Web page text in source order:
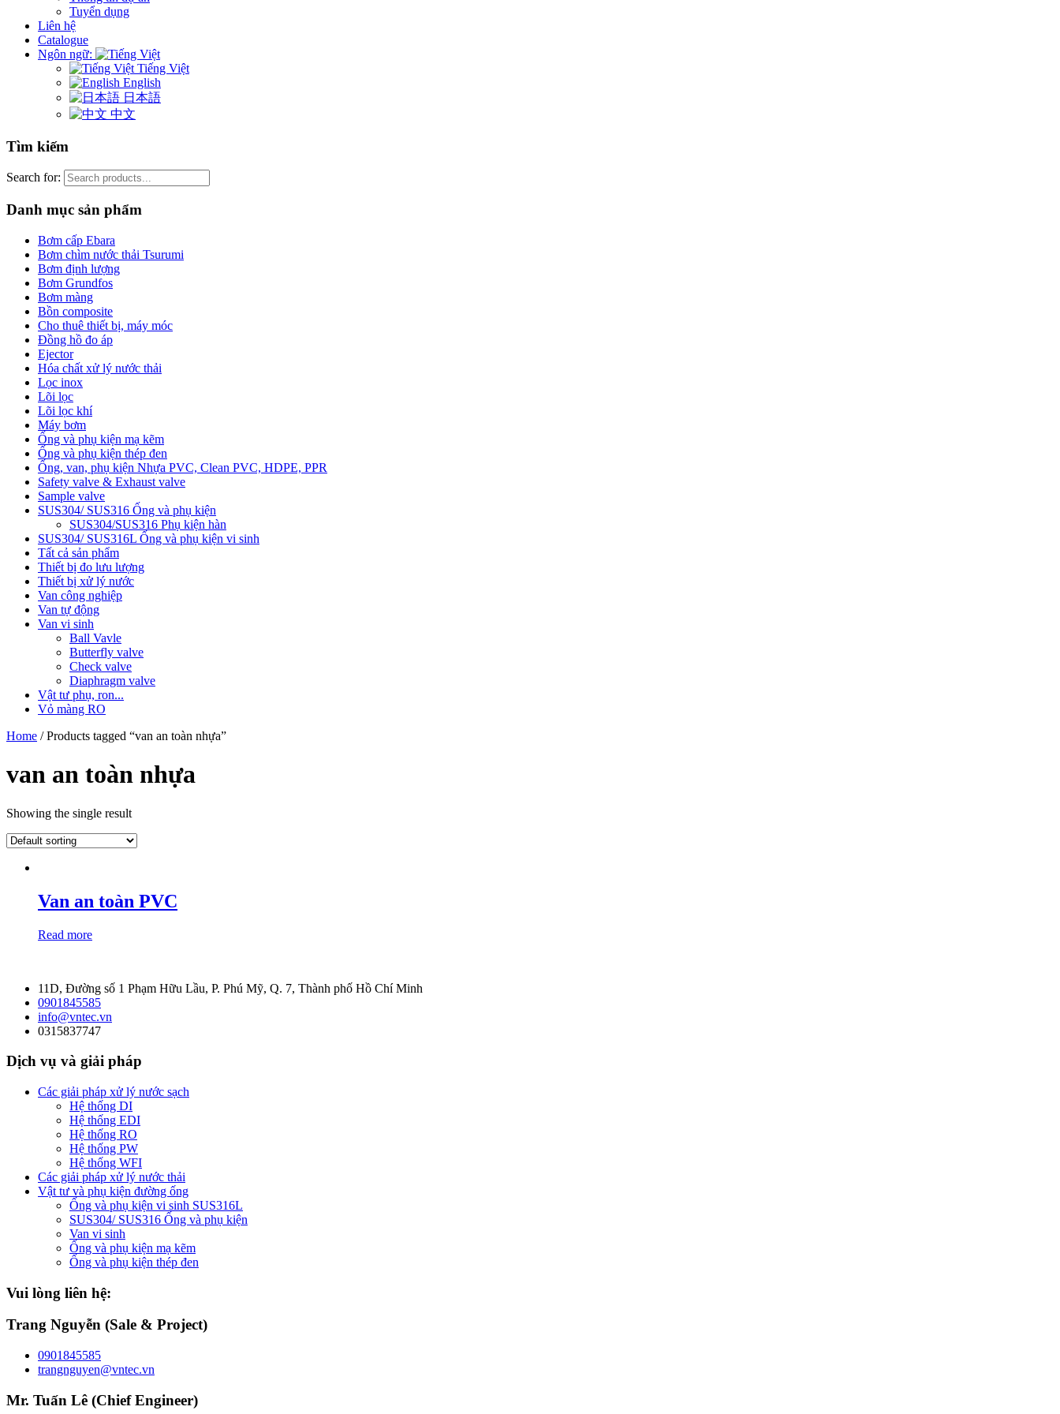
Tuyển dụng
Liên hệ
Catalogue
Ngôn ngữ:
Tiếng Việt
English
日本語
中文
Tìm kiếm
Search for:
Danh mục sản phẩm
Bơm cấp Ebara
Bơm chìm nước thải Tsurumi
Bơm định lượng
Bơm Grundfos
Bơm màng
Bồn composite
Cho thuê thiết bị, máy móc
Đồng hồ đo áp
Ejector
Hóa chất xử lý nước thải
Lọc inox
Lõi lọc
Lõi lọc khí
Máy bơm
Ống và phụ kiện mạ kẽm
Ống và phụ kiện thép đen
Ống, van, phụ kiện Nhựa PVC, Clean PVC, HDPE, PPR
Safety valve & Exhaust valve
Sample valve
SUS304/ SUS316 Ống và phụ kiện
SUS304/SUS316 Phụ kiện hàn
SUS304/ SUS316L Ống và phụ kiện vi sinh
Tất cả sản phẩm
Thiết bị đo lưu lượng
Thiết bị xử lý nước
Van công nghiệp
Van tự động
Van vi sinh
Ball Vavle
Butterfly valve
Check valve
Diaphragm valve
Vật tư phụ, ron...
Vỏ màng RO
Home / Products tagged “van an toàn nhựa”
van an toàn nhựa
Showing the single result
Van an toàn PVC
Read more
11D, Đường số 1 Phạm Hữu Lầu, P. Phú Mỹ, Q. 7, Thành phố Hồ Chí Minh
0901845585
info@vntec.vn
0315837747
Dịch vụ và giải pháp
Các giải pháp xử lý nước sạch
Hệ thống DI
Hệ thống EDI
Hệ thống RO
Hệ thống PW
Hệ thống WFI
Các giải pháp xử lý nước thải
Vật tư và phụ kiện đường ống
Ống và phụ kiện vi sinh SUS316L
SUS304/ SUS316 Ống và phụ kiện
Van vi sinh
Ống và phụ kiện mạ kẽm
Ống và phụ kiện thép đen
Vui lòng liên hệ:
Trang Nguyễn (Sale & Project)
0901845585
trangnguyen@vntec.vn
Mr. Tuấn Lê (Chief Engineer)